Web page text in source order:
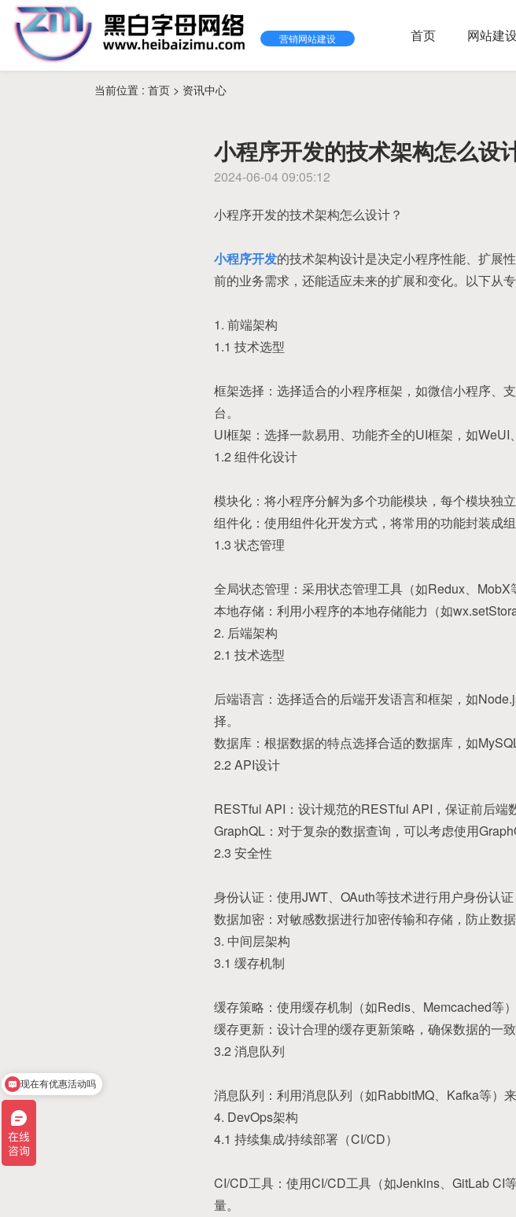
营销网站建设 首页 网站建设
当前位置 : 首页 > 资讯中心
小程序开发的技术架构怎么设
2024-06-04 09:05:12
小程序开发的技术架构怎么设计？
小程序开发的技术架构设计是决定小程序性能、扩展
前的业务需求，还能适应未来的扩展和变化。以下从
1. 前端架构
1.1 技术选型
框架选择：选择适合的小程序框架，如微信小程序、
台。
UI框架：选择一款易用、功能齐全的UI框架，如WeUI
1.2 组件化设计
模块化：将小程序分解为多个功能模块，每个模块独
组件化：使用组件化开发方式，将常用的功能封装成
1.3 状态管理
全局状态管理：采用状态管理工具（如Redux、
本地存储：利用小程序的本地存储能力（如
2. 后端架构
2.1 技术选型
后端语言：选择适合的后端开发语言和框架，如
择。
数据库：根据数据的特点选择合适的数据库，如
2.2 API设计
RESTful API：设计规范的RESTful API，保证前后端
GraphQL：对于复杂的数据查询，可以考虑使用
2.3 安全性
身份认证：使用JWT、OAuth等技术进行用户身份认证
数据加密：对敏感数据进行加密传输和存储，防止数据
3. 中间层架构
3.1 缓存机制
缓存策略：使用缓存机制（如Redis、Memcached等
缓存更新：设计合理的缓存更新策略，确保数据的一致
3.2 消息队列
消息队列：利用消息队列（如RabbitMQ、Kafka等）
4. DevOps架构
4.1 持续集成/持续部署（CI/CD）
CI/CD工具：使用CI/CD工具（如Jenkins、GitLab CI
量。
现在有优惠活动吗